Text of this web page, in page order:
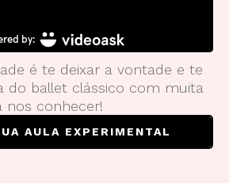
é te deixar a vontade e te
do ballet clássico com muita
nos conhecer!
AULA EXPERIMENTAL